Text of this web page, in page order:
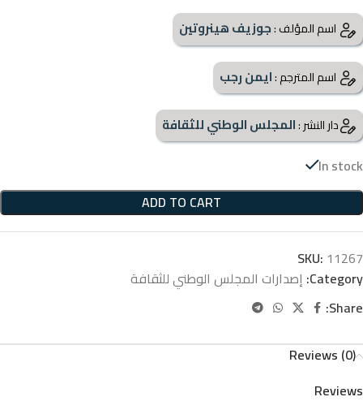
اسم المؤلف :جوزيف هينروتين
اسم المترجم :ايمن رجب
دار النشر :المجلس الوطني للثقافة
In stock
ADD TO CART
SKU: 11267
Category: إصدارات المجلس الوطني للثقافة
Share:
Reviews (0)
Reviews